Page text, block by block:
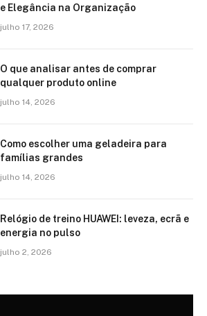
e Elegância na Organização
julho 17, 2026
O que analisar antes de comprar
qualquer produto online
julho 14, 2026
Como escolher uma geladeira para
famílias grandes
julho 14, 2026
Relógio de treino​ HUAWEI: leveza, ecrã e
energia no pulso
julho 2, 2026